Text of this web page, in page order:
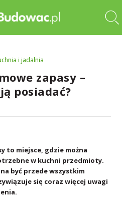
i jadalnia
zapasy –
posiadać?
to miejsce, gdzie można
w kuchni przedmioty.
być przede wszystkim
się coraz więcej uwagi